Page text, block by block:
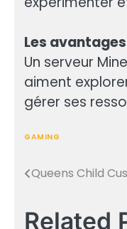
Les
Un serveur
aiment
gérer ses
GAMING
Post
Queens Child
Related